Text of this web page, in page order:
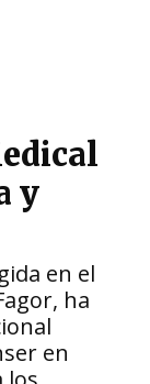
y
en el
ha
en